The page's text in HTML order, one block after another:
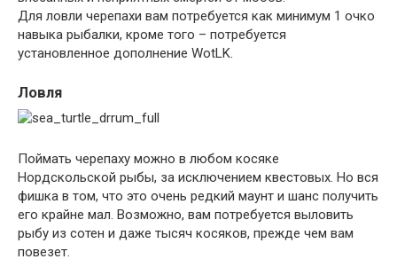
Для ловли черепахи вам потребуется как минимум 1 очко
навыка рыбалки, кроме того – потребуется
установленное дополнение WotLK.
Ловля
Поймать черепаху можно в любом косяке
Нордскольской рыбы, за исключением квестовых. Но вся
фишка в том, что это очень редкий маунт и шанс получить
его крайне мал. Возможно, вам потребуется выловить
рыбу из сотен и даже тысяч косяков, прежде чем вам
повезет.